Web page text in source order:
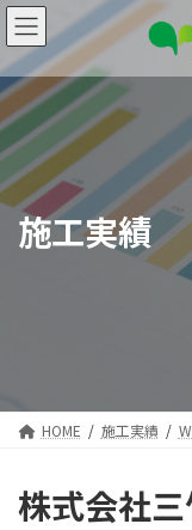
コ
ン
テ
ン
ツ
へ
ス
キ
ッ
ナ
ビ
ゲ
ー
シ
ョ
ン
に
移
施工実績
HOME 施工実績
株式会社